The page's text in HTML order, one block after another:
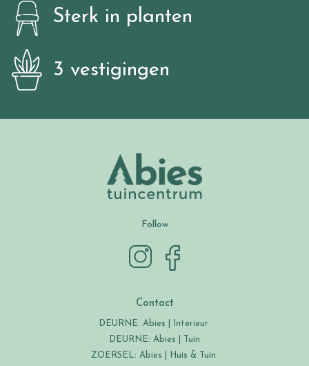
Sterk in planten
3 vestigingen
Follow
Contact
DEURNE: Abies | Interieur
DEURNE: Abies | Tuin
ZOERSEL: Abies | Huis & Tuin